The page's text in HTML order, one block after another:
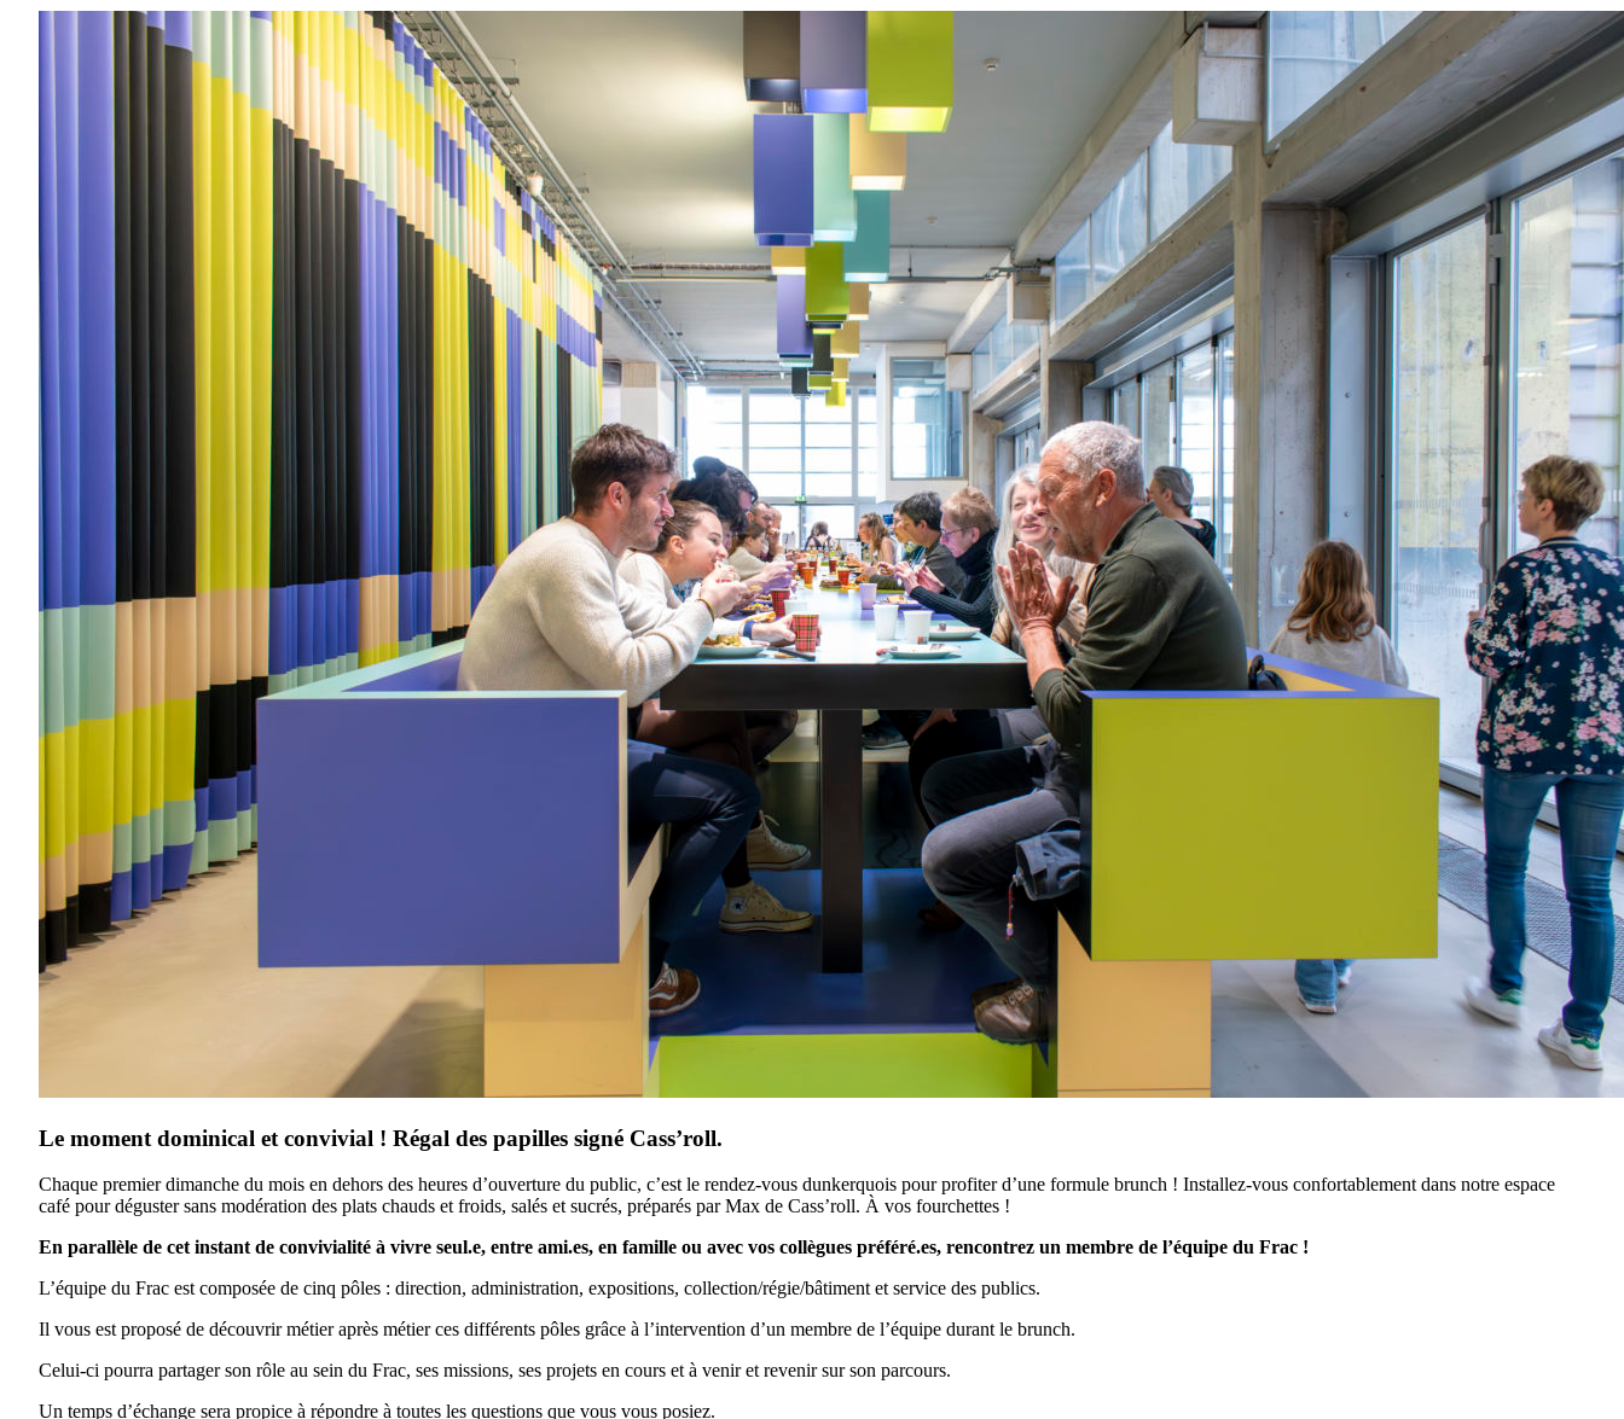
Le moment dominical et convivial ! Régal des papilles signé Cass’roll.
Chaque premier dimanche du mois en dehors des heures d’ouverture du public, c’est le rendez-vous dunkerquois pour profiter d’une formule brunch ! Installez-vous confortablement dans notre espace
café pour déguster sans modération des plats chauds et froids, salés et sucrés, préparés par Max de Cass’roll. À vos fourchettes !
En parallèle de cet instant de convivialité à vivre seul.e, entre ami.es, en famille ou avec vos collègues préféré.es, rencontrez un membre de l’équipe du Frac !
L’équipe du Frac est composée de cinq pôles : direction, administration, expositions, collection/régie/bâtiment et service des publics.
Il vous est proposé de découvrir métier après métier ces différents pôles grâce à l’intervention d’un membre de l’équipe durant le brunch.
Celui-ci pourra partager son rôle au sein du Frac, ses missions, ses projets en cours et à venir et revenir sur son parcours.
Un temps d’échange sera propice à répondre à toutes les questions que vous vous posiez.